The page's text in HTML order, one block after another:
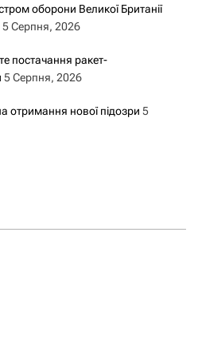
оборони Великої Британії
5 Серпня, 2026
постачання ракет-
5 Серпня, 2026
отримання нової підозри 5